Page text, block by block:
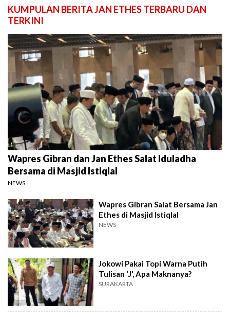
KUMPULAN BERITA JAN ETHES TERBARU DAN
TERKINI
Wapres Gibran dan Jan Ethes Salat Iduladha
Bersama di Masjid Istiqlal
NEWS
Wapres Gibran Salat Bersama Jan
Ethes di Masjid Istiqlal
NEWS
Jokowi Pakai Topi Warna Putih
Tulisan 'J', Apa Maknanya?
SURAKARTA